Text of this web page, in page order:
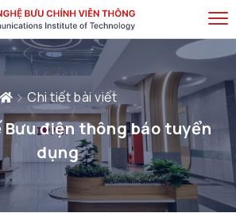
Chi tiết bài viết
Bưu điện thông báo tuyển
dụng